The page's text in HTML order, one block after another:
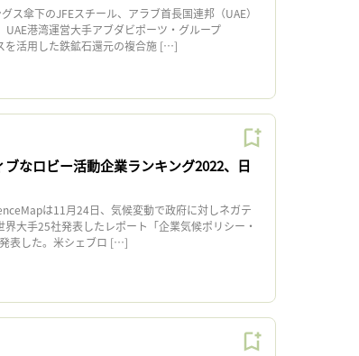
ス傘下のJFEスチール、アラブ首長国連邦（UAE）
港湾運営大手アブダビポーツ・グループ
を活用した鉄鉱石還元の複合施 […]
ブなロビー活動企業ランキング2022、日
は11月24日、気候変動で政府に対しネガテ
大手25社発表したレポート「企業気候ポリシー・
表した。米シェブロ […]